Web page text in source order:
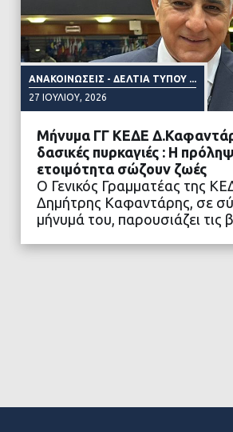
ΑΝΑΚΟΙΝΏΣΕΙΣ - ΔΕΛΤΊΑ ΤΎΠΟΥ ...
27 ΙΟΥΛΊΟΥ, 2026
ΔΙΑΒΑΣΤΕ
Μήνυμα ΓΓ ΚΕΔΕ
δασικές πυρκαγιές : Η
ετοιμότητα σώζουν ζωές
Ο Γενικός Γραμματέας της
Δημήτρης Καφαντάρης, σε
μήνυμά του, παρουσιάζει τις